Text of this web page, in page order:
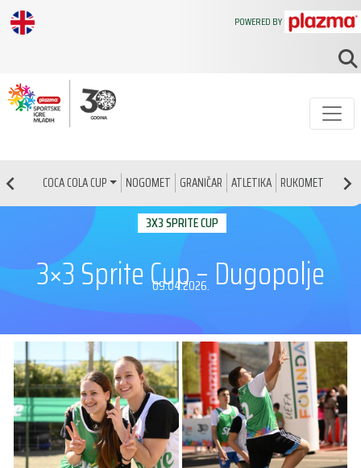
COCA COLA CUP NOGOMET GRANIČAR ATLETIKA RUKOMET
POWERED BY
3X3 SPRITE CUP
3×3 Sprite Cup – Dugopolje
09.04.2026.